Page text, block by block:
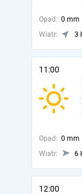
Opad: 0 mm
Wiatr:
3
11:00
Opad: 0 mm
Wiatr:
6
12:00